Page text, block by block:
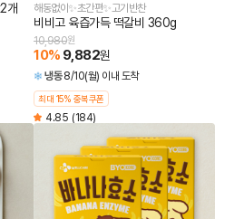
개 해동없이✨초간편✨고기반찬
비비고 육즙가득 떡갈비 360g
10,980원
10% 9,882원
냉동 8/10(월) 이내 도착
최대 15% 중복쿠폰
4.85 (184)